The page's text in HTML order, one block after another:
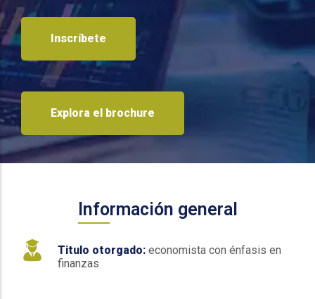
Inscríbete
Explora el brochure
Información general
Titulo otorgado: economista con énfasis en
finanzas